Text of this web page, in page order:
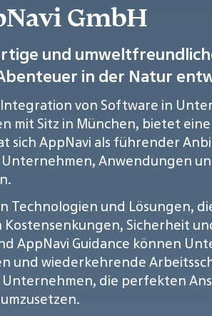
GmbH
und
in der Natur
von Software in
Sitz in München, bietet
sich AppNavi als führender
Anwendungen
Technologien und Lösungen,
Sicherheit
AppNavi Guidance können
und wiederkehrende
die perfekten